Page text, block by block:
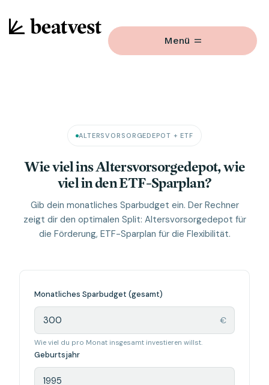
Menü
ALTERSVORSORGEDEPOT + ETF
Wie viel ins Altersvorsorgedepot, wie
viel in den ETF-Sparplan?
Gib dein monatliches Sparbudget ein. Der Rechner
zeigt dir den optimalen Split: Altersvorsorgedepot für
die Förderung, ETF-Sparplan für die Flexibilität.
Monatliches Sparbudget (gesamt)
€
Wie viel du pro Monat insgesamt investieren willst.
Geburtsjahr